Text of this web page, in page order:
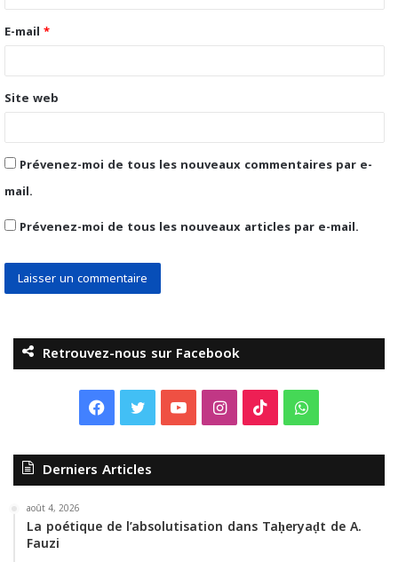
r
e
*
E-mail *
Site web
Prévenez-moi de tous les nouveaux commentaires par e-
mail.
Prévenez-moi de tous les nouveaux articles par e-mail.
Retrouvez-nous sur Facebook
c
e
i
u
I
s
t
k
T
W
a
Derniers Articles
août 4, 2026
La poétique de l’absolutisation dans Taḥeryaḍt de A.
Fauzi